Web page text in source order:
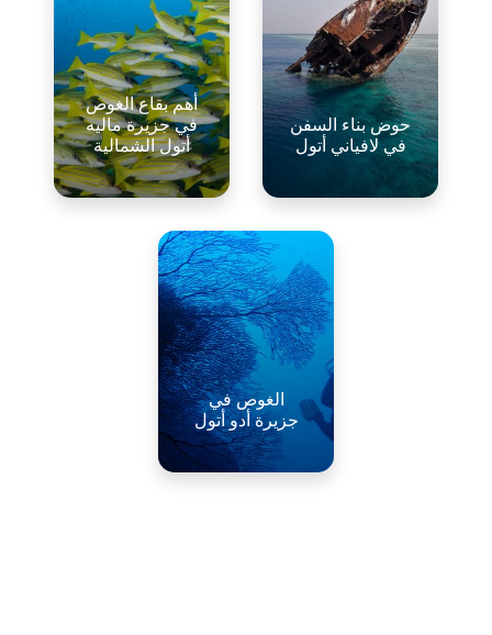
حوض بناء السفن
في لافياني أتول
أهم بقاع الغوص
في جزيرة ماليه
أتول الشمالية
الغوص في
جزيرة أدو أتول